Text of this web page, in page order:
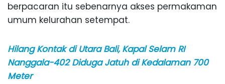
berpacaran itu sebenarnya akses permakaman
umum kelurahan setempat.
Hilang Kontak di Utara Bali, Kapal Selam RI
Nanggala-402 Diduga Jatuh di Kedalaman 700
Meter